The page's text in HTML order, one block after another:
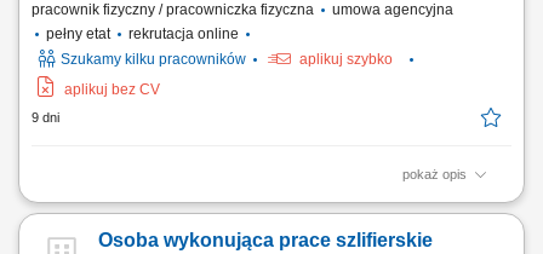
pracownik fizyczny / pracowniczka fizyczna
umowa agencyjna
pełny etat
rekrutacja online
Szukamy kilku pracowników
aplikuj szybko
aplikuj bez CV
9 dni
pokaż opis
To będziesz robić: praca ze szlifierką kątową; praca z elementami różnej
wiercenie, gwintowanie, piłowanie; gratowanie elementów po obróbce
Osoba wykonująca prace szlifierskie